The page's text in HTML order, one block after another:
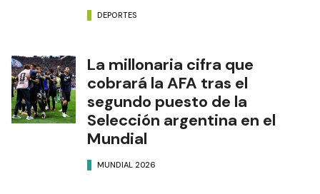
DEPORTES
La millonaria cifra que
cobrará la AFA tras el
segundo puesto de la
Selección argentina en el
Mundial
MUNDIAL 2026